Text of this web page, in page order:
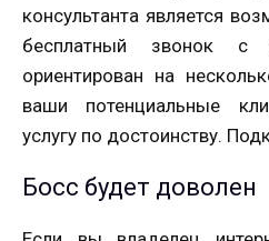
консультанта является
бесплатный звонок с
ориентирован на
ваши потенциальные
услугу по достоинству.
Босс будет доволен